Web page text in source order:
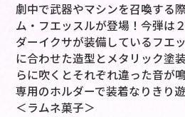
劇中で武器やマシンを召喚する
ム・フエッスルが登場！今弾は
ダーイクサが装備しているフエ
に合わせた造型とメタリック塗
らに吹くとそれぞれ違った音が
専用のホルダーで装着なりきり
＜ラムネ菓子＞